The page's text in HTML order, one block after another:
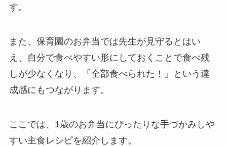
す。
また、保育園のお弁当では先生が見守るとはい
え、自分で食べやすい形にしておくことで食べ残
しが少なくなり、「全部食べられた！」という達
成感にもつながります。
ここでは、1歳のお弁当にぴったりな手づかみしや
すい主食レシピを紹介します。